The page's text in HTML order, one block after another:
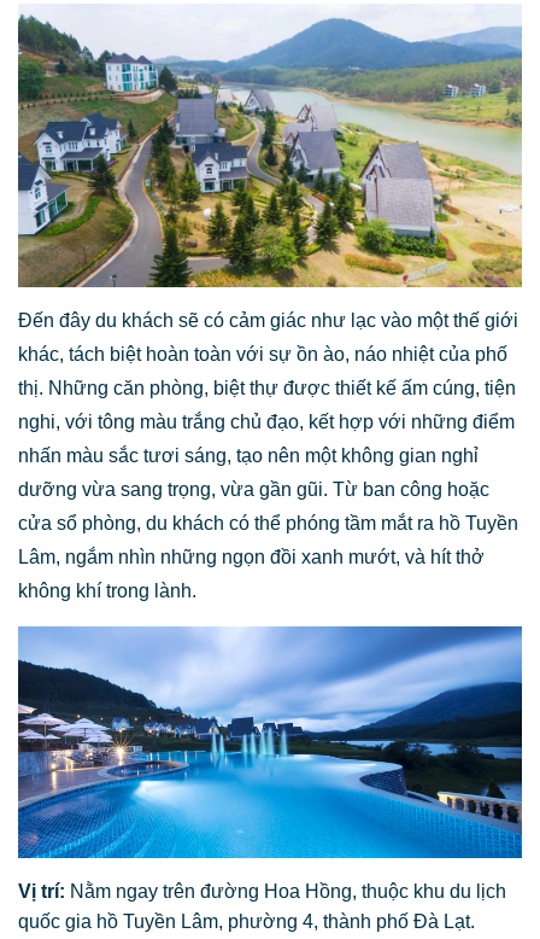
Đến đây du khách sẽ có cảm giác như lạc vào một thế giới
khác, tách biệt hoàn toàn với sự ồn ào, náo nhiệt của phố
thị. Những căn phòng, biệt thự được thiết kế ấm cúng, tiện
nghi, với tông màu trắng chủ đạo, kết hợp với những điểm
nhấn màu sắc tươi sáng, tạo nên một không gian nghỉ
dưỡng vừa sang trọng, vừa gần gũi. Từ ban công hoặc
cửa sổ phòng, du khách có thể phóng tầm mắt ra hồ Tuyền
Lâm, ngắm nhìn những ngọn đồi xanh mướt, và hít thở
không khí trong lành.
Vị trí: Nằm ngay trên đường Hoa Hồng, thuộc khu du lịch
quốc gia hồ Tuyền Lâm, phường 4, thành phố Đà Lạt.